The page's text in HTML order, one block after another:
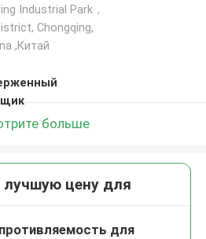
Industrial Park，
Chongqing,
,Китай
больше
лучшую цену для
для